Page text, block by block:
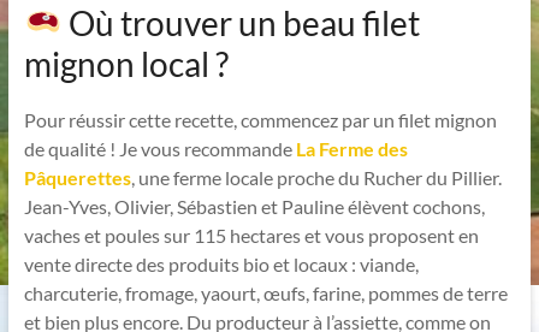
Où trouver un beau filet
mignon local ?
Pour réussir cette recette, commencez par un filet mignon
de qualité ! Je vous recommande La Ferme des
Pâquerettes, une ferme locale proche du Rucher du Pillier.
Jean-Yves, Olivier, Sébastien et Pauline élèvent cochons,
vaches et poules sur 115 hectares et vous proposent en
vente directe des produits bio et locaux : viande,
charcuterie, fromage, yaourt, œufs, farine, pommes de terre
et bien plus encore. Du producteur à l’assiette, comme on